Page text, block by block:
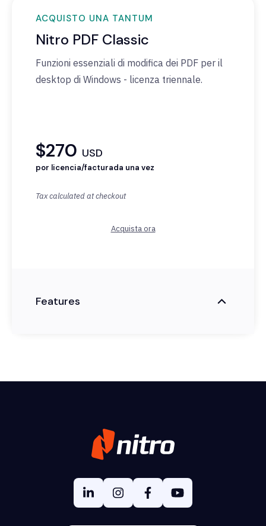
ACQUISTO UNA TANTUM
Nitro PDF Classic
Funzioni essenziali di modifica dei PDF per il
desktop di Windows - licenza triennale.
$270 USD
por licencia/facturada una vez
Tax calculated at checkout
Acquista ora
Features